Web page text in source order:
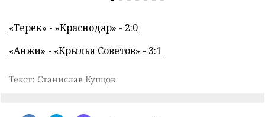
«Терек» - «Краснодар» - 2:0
«Анжи» - «Крылья Советов» - 3:1
Текст: Станислав Купцов